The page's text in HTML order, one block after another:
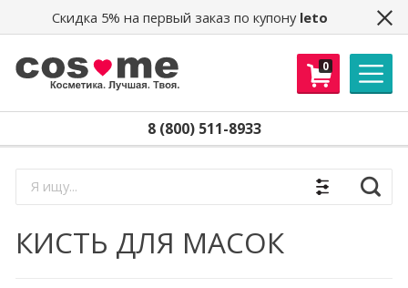
Скидка 5% на первый заказ по купону leto
0
8 (800) 511-8933
КИСТЬ ДЛЯ МАСОК